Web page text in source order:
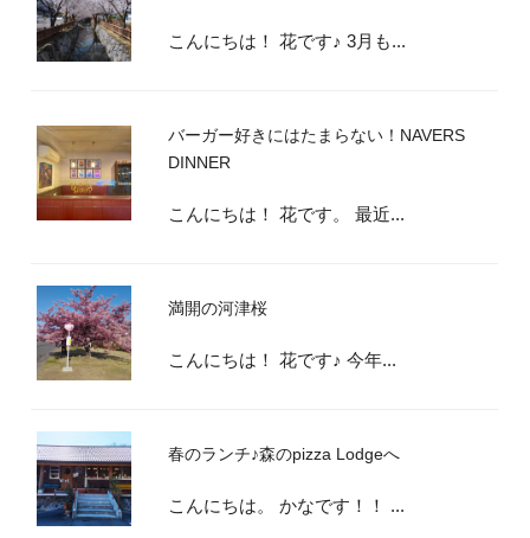
こんにちは！ 花です♪ 3月も...
バーガー好きにはたまらない！NAVERS
DINNER
こんにちは！ 花です。 最近...
満開の河津桜
こんにちは！ 花です♪ 今年...
春のランチ♪森のpizza Lodgeへ
こんにちは。 かなです！！ ...